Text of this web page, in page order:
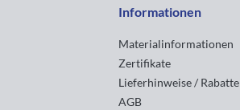
Informationen
Materialinformationen
Zertifikate
Lieferhinweise / Rabatte
AGB